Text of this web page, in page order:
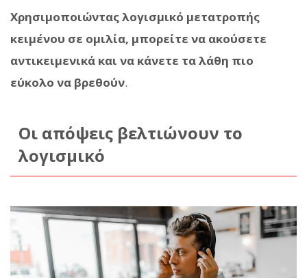
Χρησιμοποιώντας λογισμικό μετατροπής
κειμένου σε ομιλία, μπορείτε να ακούσετε
αντικειμενικά και να κάνετε τα λάθη πιο
εύκολο να βρεθούν.
Οι απόψεις βελτιώνουν το
λογισμικό